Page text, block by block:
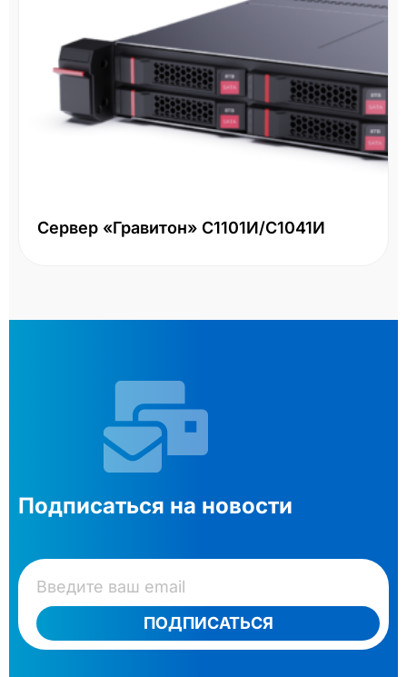
Сервер «Гравитон» С1101И/С1041И
Подписаться на новости
ПОДПИСАТЬСЯ